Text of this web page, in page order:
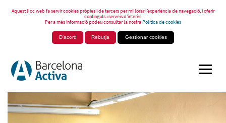
Aquest lloc web fa servir cookies pròpies i de tercers per millorar l’experiència de navegació, i oferir
continguts i serveis d’interès.
Per a més informació podeu consultar la nostraPolítica de cookies
D'acord Rebutja Gestionar cookies